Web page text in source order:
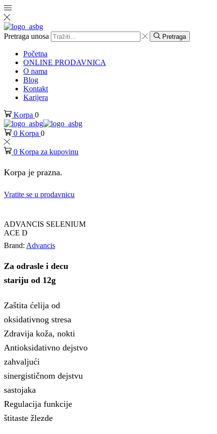
Pretraga unosa Pretraga
Početna
ONLINE PRODAVNICA
O nama
Blog
Kontakt
Karijera
Korpa 0
0 Korpa 0
0 Korpa za kupovinu
Korpa je prazna.
Vratite se u prodavnicu
ADVANCIS SELENIUM
ACE D
Brand: Advancis
Za odrasle i decu
stariju od 12g
Zaštita ćelija od
oksidativnog stresa
Zdravija koža, nokti
Antioksidativno dejstvo
zahvaljući
sinergističnom dejstvu
sastojaka
Regulacija funkcije
štitaste žlezde